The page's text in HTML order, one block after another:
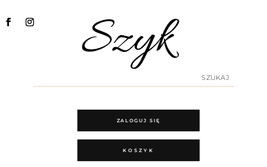
ZALOGUJ SIĘ
KOSZYK